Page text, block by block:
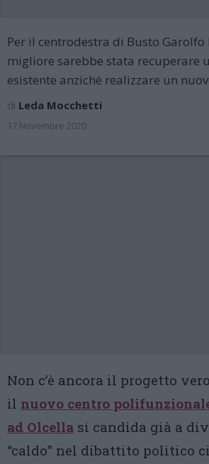
Per il centrodestra di Busto Garolfo
migliore sarebbe stata recuperare
esistente anziché realizzare un
di Leda Mocchetti
17 Novembre 2020
Non c’è ancora il progetto
il nuovo centro
ad Olcella si candida già a
“caldo” nel dibattito politico